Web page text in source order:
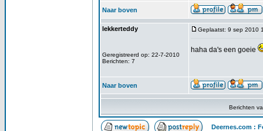
Naar boven
lekkerteddy
Geregistreerd op: 22-7-2010
Berichten: 7
Geplaatst: 9 sep 2010
haha da's een goeie
Naar boven
Berichten
Deernes.com :